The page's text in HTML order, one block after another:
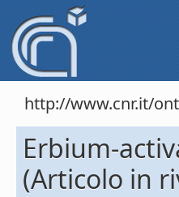
http://www.cnr.it/
Erbium-
(Articolo in